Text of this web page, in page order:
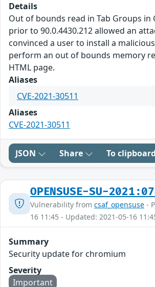
Details
Out of bounds read in Tab Groups in
prior to 90.0.4430.212 allowed an
convinced a user to install a
perform an out of bounds memory
HTML page.
Aliases
CVE-2021-30511
Aliases
CVE-2021-30511
JSON Share To clipboard
OPENSUSE-SU-
Vulnerability from csaf_opensuse -
16 11:45 - Updated: 2021-05-16
Summary
Security update for chromium
Severity
Important